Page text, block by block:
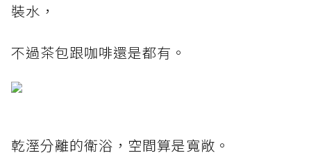
裝水，
不過茶包跟咖啡還是都有。
乾溼分離的衛浴，空間算是寬敞。